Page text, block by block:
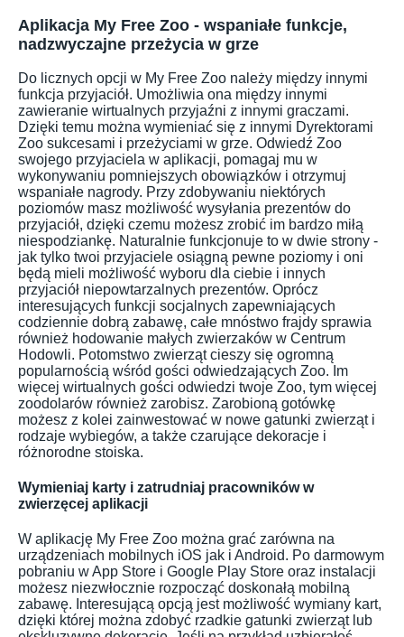
Aplikacja My Free Zoo - wspaniałe funkcje,
nadzwyczajne przeżycia w grze
Do licznych opcji w My Free Zoo należy między innymi
funkcja przyjaciół. Umożliwia ona między innymi
zawieranie wirtualnych przyjaźni z innymi graczami.
Dzięki temu można wymieniać się z innymi Dyrektorami
Zoo sukcesami i przeżyciami w grze. Odwiedź Zoo
swojego przyjaciela w aplikacji, pomagaj mu w
wykonywaniu pomniejszych obowiązków i otrzymuj
wspaniałe nagrody. Przy zdobywaniu niektórych
poziomów masz możliwość wysyłania prezentów do
przyjaciół, dzięki czemu możesz zrobić im bardzo miłą
niespodziankę. Naturalnie funkcjonuje to w dwie strony -
jak tylko twoi przyjaciele osiągną pewne poziomy i oni
będą mieli możliwość wyboru dla ciebie i innych
przyjaciół niepowtarzalnych prezentów. Oprócz
interesujących funkcji socjalnych zapewniających
codziennie dobrą zabawę, całe mnóstwo frajdy sprawia
również hodowanie małych zwierzaków w Centrum
Hodowli. Potomstwo zwierząt cieszy się ogromną
popularnością wśród gości odwiedzających Zoo. Im
więcej wirtualnych gości odwiedzi twoje Zoo, tym więcej
zoodolarów również zarobisz. Zarobioną gotówkę
możesz z kolei zainwestować w nowe gatunki zwierząt i
rodzaje wybiegów, a także czarujące dekoracje i
różnorodne stoiska.
Wymieniaj karty i zatrudniaj pracowników w
zwierzęcej aplikacji
W aplikację My Free Zoo można grać zarówna na
urządzeniach mobilnych iOS jak i Android. Po darmowym
pobraniu w App Store i Google Play Store oraz instalacji
możesz niezwłocznie rozpocząć doskonałą mobilną
zabawę. Interesującą opcją jest możliwość wymiany kart,
dzięki której można zdobyć rzadkie gatunki zwierząt lub